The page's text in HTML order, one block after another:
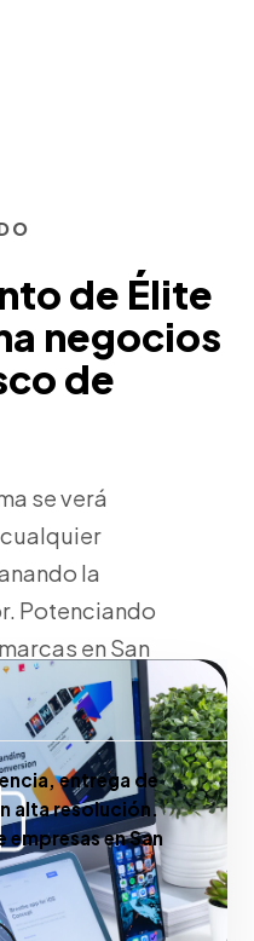
de Élite
negocios
de
se verá
la
Potenciando
en San
entrega de
alta resolución.
en San